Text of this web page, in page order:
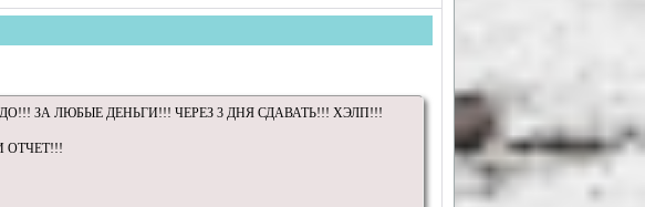
ЗА ЛЮБЫЕ ДЕНЬГИ!!! ЧЕРЕЗ 3 ДНЯ СДАВАТЬ!!! ХЭЛП!!!
ОТЧЕТ!!!